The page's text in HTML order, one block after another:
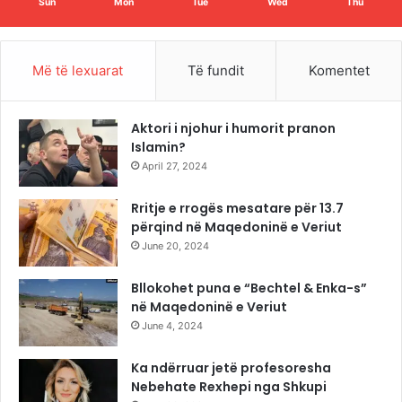
Sun Mon Tue Wed Thu
Më të lexuarat Të fundit Komentet
Aktori i njohur i humorit pranon
Islamin?
April 27, 2024
Rritje e rrogës mesatare për 13.7
përqind në Maqedoninë e Veriut
June 20, 2024
Bllokohet puna e “Bechtel & Enka-s”
në Maqedoninë e Veriut
June 4, 2024
Ka ndërruar jetë profesoresha
Nebehate Rexhepi nga Shkupi